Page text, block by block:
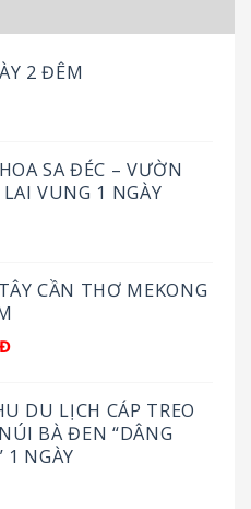
2 ĐÊM
SA ĐÉC – VƯỜN
VUNG 1 NGÀY
CẦN THƠ MEKONG
DU LỊCH CÁP TREO
BÀ ĐEN “DÂNG
1 NGÀY